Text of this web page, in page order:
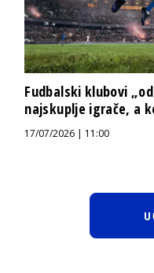
Fudbalski klubovi
najskuplje igrače, a
17/07/2026 | 11:00